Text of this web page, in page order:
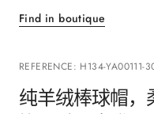
Find in boutique
REFERENCE: H134-YA00111-
纯羊绒棒球帽